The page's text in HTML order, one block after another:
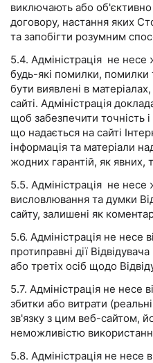
виключають або
договору, настання яких
та запобігти розумним
5.4. Адміністрація не несе
будь-які помилки, помилки
бути виявлені в
сайті. Адміністрація
щоб забезпечити точність і
що надається на сайті
інформація та матеріали
жодних гарантій, як явних,
5.5. Адміністрація не несе
висловлювання та думки
сайту, залишені як
5.6. Адміністрація не несе
протиправні дії
або третіх осіб щодо
5.7. Адміністрація не несе
збитки або витрати
зв'язку з цим веб-сайтом,
неможливістю
5.8. Адміністрація не несе